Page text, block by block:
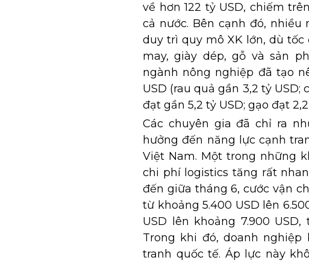
về hơn 122 tỷ USD, chiếm
cả nước. Bên cạnh đó,
duy trì quy mô XK lớn, dù
may, giày dép, gỗ và sản
ngành nông nghiệp đã tạo
USD (rau quả gần 3,2 tỷ USD;
đạt gần 5,2 tỷ USD; gạo đạt
Các chuyên gia đã chỉ ra
hưởng đến năng lực cạnh
Việt Nam. Một trong những
chi phí logistics tăng rất
đến giữa tháng 6, cước vận
từ khoảng 5.400 USD lên
USD lên khoảng 7.900
Trong khi đó, doanh
tranh quốc tế. Áp lực này